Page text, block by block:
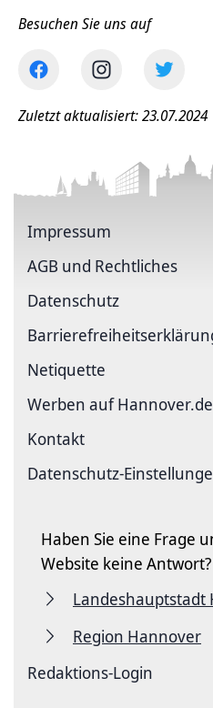
Besuchen Sie uns auf
Zuletzt aktualisiert: 23.07.2024
Impressum
AGB und Rechtliches
Datenschutz
Netiquette
Werben auf Hannover.de
Kontakt
Datenschutz-
Haben Sie eine Frage
Website keine Antwort?
Landeshauptstadt
Region Hannover
Redaktions-Login